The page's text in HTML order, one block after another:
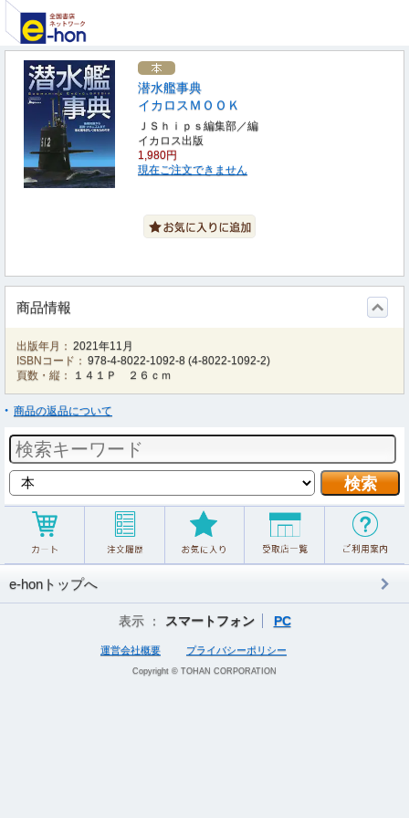
潜水艦事典
イカロスＭＯＯＫ
ＪＳｈｉｐｓ編集部／編
イカロス出版
1,980円
現在ご注文できません
商品情報
出版年月： 2021年11月
ISBNコード： 978-4-8022-1092-8 (4-8022-1092-2)
頁数・縦：
１４１Ｐ ２６ｃｍ
商品の返品について
e-honトップへ
表示 ： スマートフォン PC
運営会社概要 プライバシーポリシー
Copyright © TOHAN CORPORATION